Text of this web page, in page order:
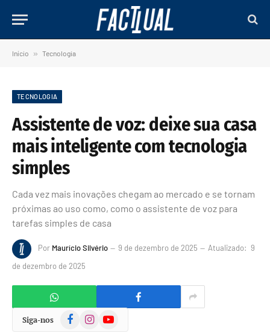
Início » Tecnologia
TECNOLOGIA
Assistente de voz: deixe sua casa
mais inteligente com tecnologia
simples
Cada vez mais inovações chegam ao mercado e se tornam
próximas ao uso como, como o assistente de voz para
tarefas simples de casa
Por Maurício Silvério 9 de dezembro de 2025 Atualizado: 9
de dezembro de 2025
Siga-nos FacebookInstagramYouTube